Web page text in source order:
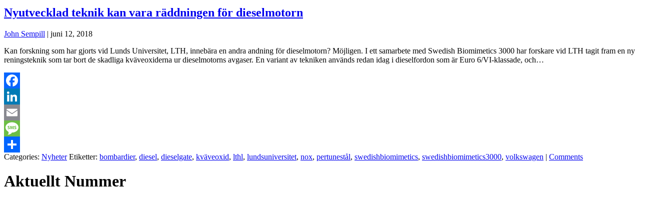
Nyutvecklad teknik kan vara räddningen för dieselmotorn
John Sempill | juni 12, 2018
Kan forskning som har gjorts vid Lunds Universitet, LTH, innebära en andra andning för dieselmotorn? Möjligen. I ett samarbete med Swedish Biomimetics 3000 har forskare vid LTH tagit fram en ny
reningsteknik som tar bort de skadliga kväveoxiderna ur dieselmotorns avgaser. En variant av tekniken används redan idag i dieselfordon som är Euro 6/VI-klassade, och…
Facebook
LinkedIn
Email
Message
Dela
Categories: Nyheter Etiketter: bombardier, diesel, dieselgate, kväveoxid, lthl, lundsuniversitet, nox, pertunestål, swedishbiomimetics, swedishbiomimetics3000, volkswagen | Comments
Aktuellt Nummer